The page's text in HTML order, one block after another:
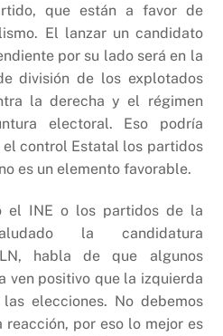
que están a favor de
El lanzar un candidato
por su lado será en la
división de los explotados
la derecha y el régimen
electoral. Eso podría
control Estatal los partidos
es un elemento favorable.
el INE o los partidos de la
la candidatura
habla de que algunos
ven positivo que la izquierda
elecciones. No debemos
por eso lo mejor es